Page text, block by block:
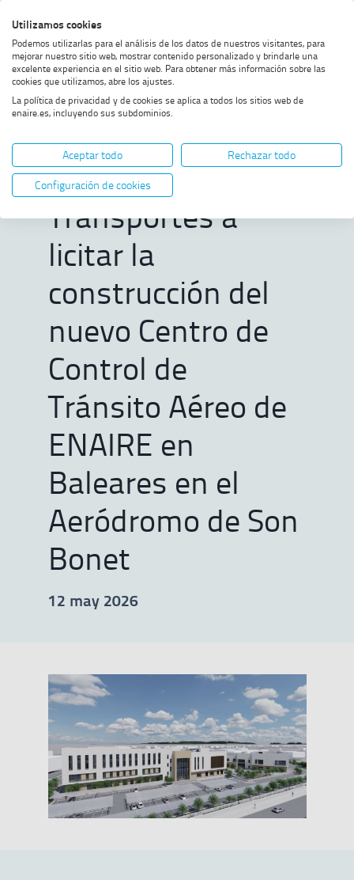
al
menú
al
contenido
al
footer
alto
contraste
Home MOSTRAR OPCIONES DEL CAMINO DE MIGAS
El Gobierno autoriza a
Transportes a licitar la
construcción del nuevo Centro
de Control de Tránsito Aéreo de
Aeródromo de Son Bonet
El Gobierno
autoriza a
Transportes a
licitar la
construcción del
nuevo Centro de
Control de
Tránsito Aéreo de
ENAIRE en
Baleares en el
Aeródromo de Son
Bonet
12 may 2026
Utilizamos cookies
Podemos utilizarlas para el análisis de los datos de nuestros visitantes, para
mejorar nuestro sitio web, mostrar contenido personalizado y brindarle una
excelente experiencia en el sitio web. Para obtener más información sobre las
cookies que utilizamos, abre los ajustes.
La política de privacidad y de cookies se aplica a todos los sitios web de
enaire.es, incluyendo sus subdominios.
Aceptar todo
Rechazar todo
Configuración de cookies